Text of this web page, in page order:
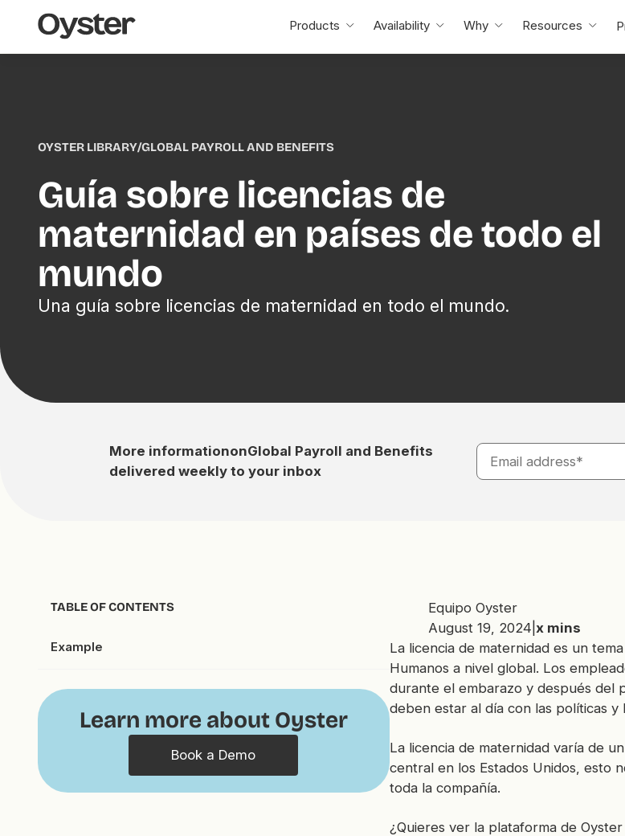
Oyster
Home
Products Availability Why Resources
OYSTER LIBRARY/GLOBAL PAYROLL AND BENEFITS
Guía sobre licencias de
maternidad en países de todo el
mundo
Una guía sobre licencias de maternidad en todo el mundo.
More informationonGlobal Payroll and Benefits
delivered weekly to your inbox
TABLE OF CONTENTS
Example
Learn more about Oyster
Book a Demo
Equipo Oyster
August 19, 2024 xmins
La licencia de maternidad es un
Humanos a nivel global. Los
durante el embarazo y después del
deben estar al día con las políticas
La licencia de maternidad varía de
central en los Estados Unidos, esto
toda la compañía.
¿Quieres ver la plataforma de